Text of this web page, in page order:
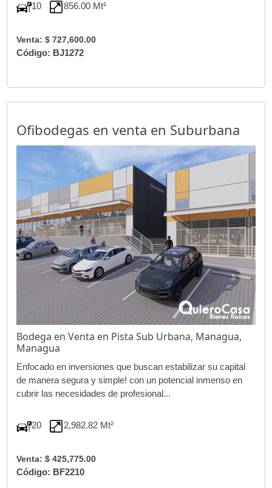
10 856.00 Mt²
Venta: $ 727,600.00
Código: BJ1272
Ofibodegas en venta en Suburbana
Bodega en Venta en Pista Sub Urbana, Managua,
Managua
Enfocado en inversiones que buscan estabilizar su capital
de manera segura y simple! con un potencial inmenso en
cubrir las necesidades de profesional...
20 2,982.82 Mt²
Venta: $ 425,775.00
Código: BF2210